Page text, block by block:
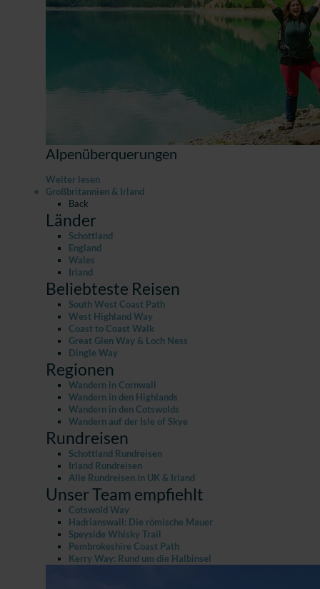
Alpenüberquerungen
Weiter lesen
Großbritannien & Irland
Back
Länder
Schottland
England
Wales
Irland
Beliebteste Reisen
South West Coast Path
West Highland Way
Coast to Coast Walk
Great Glen Way & Loch Ness
Dingle Way
Regionen
Wandern in Cornwall
Wandern in den Highlands
Wandern in den Cotswolds
Wandern auf der Isle of Skye
Rundreisen
Schottland Rundreisen
Irland Rundreisen
Alle Rundreisen in UK & Irland
Unser Team empfiehlt
Cotswold Way
Hadrianswall: Die römische Mauer
Speyside Whisky Trail
Pembrokeshire Coast Path
Kerry Way: Rund um die Halbinsel